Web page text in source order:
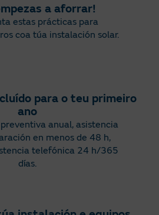
a aforrar!
estas prácticas para
coa túa instalación solar.
para o teu primeiro
ano
anual, asistencia
en menos de 48 h,
telefónica 24 h/365
días.